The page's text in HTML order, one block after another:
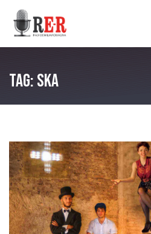
Salta al contenuto principale
Tag: Ska